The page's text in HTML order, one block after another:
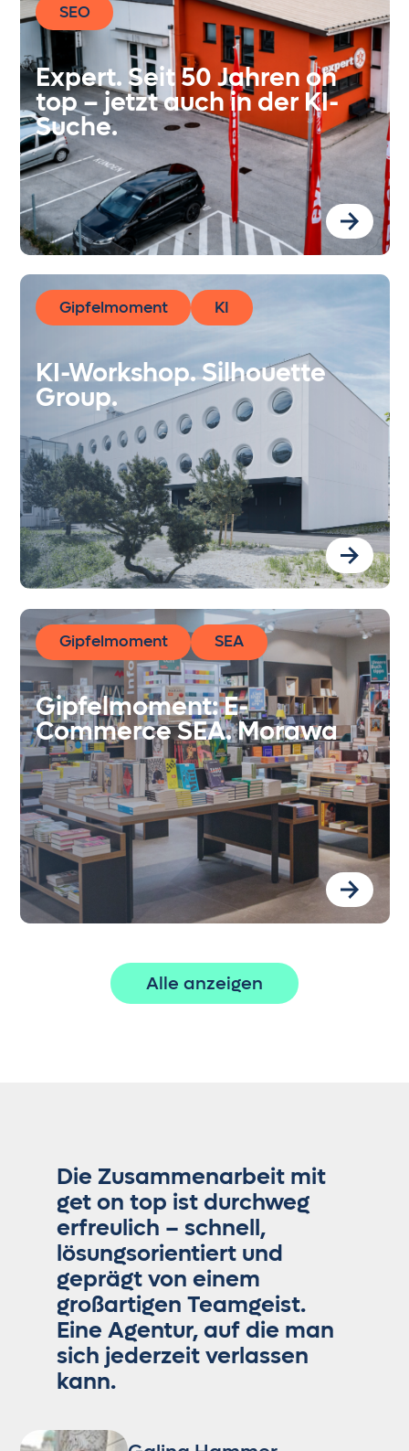
SEO
Expert. Seit 50 Jahren on
top – jetzt auch in der KI-
Suche.
Gipfelmoment KI
KI-Workshop. Silhouette
Group.
Gipfelmoment SEA
Gipfelmoment: E-
Commerce SEA. Morawa
Alle anzeigen
Die Zusammenarbeit mit
get on top ist durchweg
erfreulich – schnell,
lösungsorientiert und
geprägt von einem
großartigen Teamgeist.
Eine Agentur, auf die man
sich jederzeit verlassen
kann.